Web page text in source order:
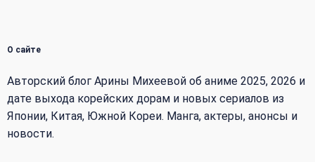
О сайте
Авторский блог Арины Михеевой об аниме 2025, 2026 и
дате выхода корейских дорам и новых сериалов из
Японии, Китая, Южной Кореи. Манга, актеры, анонсы и
новости.